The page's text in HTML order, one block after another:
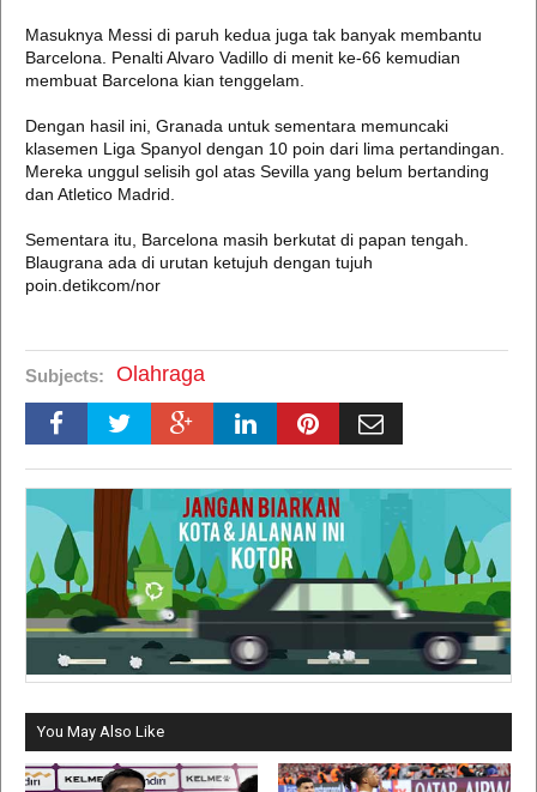
Masuknya Messi di paruh kedua juga tak banyak membantu
Barcelona. Penalti Alvaro Vadillo di menit ke-66 kemudian
membuat Barcelona kian tenggelam.
Dengan hasil ini, Granada untuk sementara memuncaki
klasemen Liga Spanyol dengan 10 poin dari lima pertandingan.
Mereka unggul selisih gol atas Sevilla yang belum bertanding
dan Atletico Madrid.
Sementara itu, Barcelona masih berkutat di papan tengah.
Blaugrana ada di urutan ketujuh dengan tujuh
poin.detikcom/nor
Subjects: Olahraga
You May Also Like